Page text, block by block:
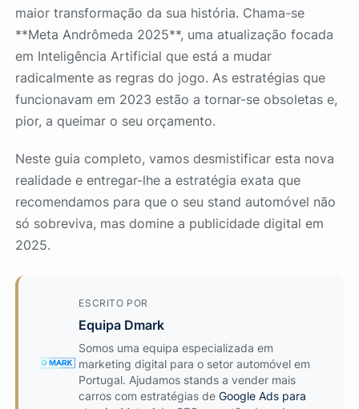
maior transformação da sua história. Chama-se
**Meta Andrômeda 2025**, uma atualização focada
em Inteligência Artificial que está a mudar
radicalmente as regras do jogo. As estratégias que
funcionavam em 2023 estão a tornar-se obsoletas e,
pior, a queimar o seu orçamento.
Neste guia completo, vamos desmistificar esta nova
realidade e entregar-lhe a estratégia exata que
recomendamos para que o seu stand automóvel não
só sobreviva, mas domine a publicidade digital em
2025.
ESCRITO POR
Equipa Dmark
Somos uma equipa especializada em
marketing digital para o setor automóvel em
Portugal. Ajudamos stands a vender mais
carros com estratégias deGoogle Ads para